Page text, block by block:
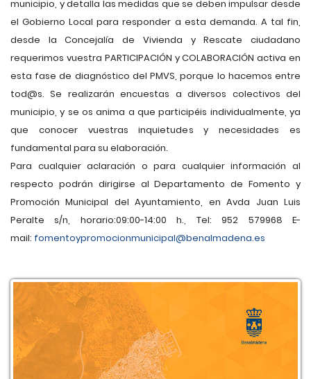
municipio, y detalla las medidas que se deben impulsar desde
el Gobierno Local para responder a esta demanda. A tal fin,
desde la Concejalía de Vivienda y Rescate ciudadano
requerimos vuestra PARTICIPACIÓN y COLABORACIÓN activa en
esta fase de diagnóstico del PMVS, porque lo hacemos entre
tod@s. Se realizarán encuestas a diversos colectivos del
municipio, y se os anima a que participéis individualmente, ya
que conocer vuestras inquietudes y necesidades es
fundamental para su elaboración.
Para cualquier aclaración o para cualquier información al
respecto podrán dirigirse al Departamento de Fomento y
Promoción Municipal del Ayuntamiento, en Avda Juan Luis
Peralte s/n, horario:09:00-14:00 h., Tel: 952 579968 E-
mail: fomentoypromocionmunicipal@benalmadena.es